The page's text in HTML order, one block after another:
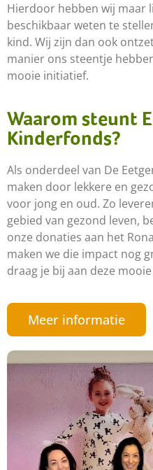
Hierdoor hebben wij maar
beschikbaar weten te
kind. Wij zijn dan ook
manier ons steentje
mooie initiatief.
Waarom steunt
Kinderfonds?
Als onderdeel van De
maken door lekkere en
voor jong en oud. Zo
gebied van gezond leven,
onze donaties aan het
maken we die impact nog
draag je bij aan deze
Meer informatie